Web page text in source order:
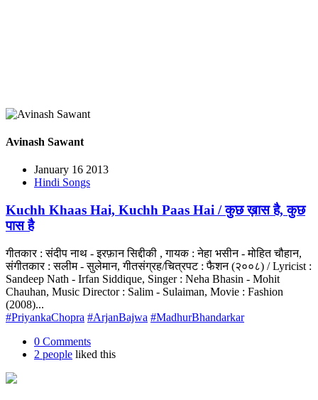
Avinash Sawant
January 16 2013
Hindi Songs
Kuchh Khaas Hai, Kuchh Paas Hai / कुछ ख़ास है, कुछ
पास है
गीतकार : संदीप नाथ - इरफ़ान सिद्दीकी , गायक : नेहा भसीन - मोहित चौहान,
संगीतकार : सलीम - सुलेमान, गीतसंग्रह/चित्रपट : फैशन (२००८) / Lyricist :
Sandeep Nath - Irfan Siddique, Singer : Neha Bhasin - Mohit
Chauhan, Music Director : Salim - Sulaiman, Movie : Fashion
(2008)...
#PriyankaChopra #ArjanBajwa #MadhurBhandarkar
0 Comments
2 people liked this